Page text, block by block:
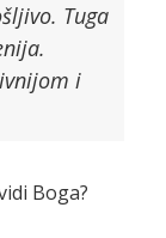
Tuga
i
Boga?